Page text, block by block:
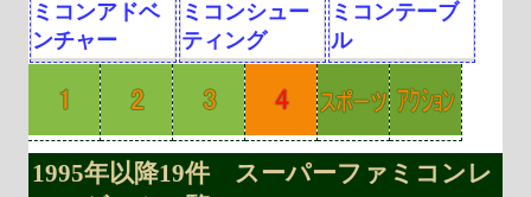
ミコンアドベ
ンチャー
ミコンシュー
ティング
ミコンテーブ
ル
1995年以降19件 スーパーファミコンレ